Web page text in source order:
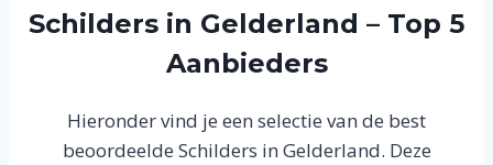
Schilders in Gelderland – Top 5
Aanbieders
Hieronder vind je een selectie van de best
beoordeelde Schilders in Gelderland. Deze